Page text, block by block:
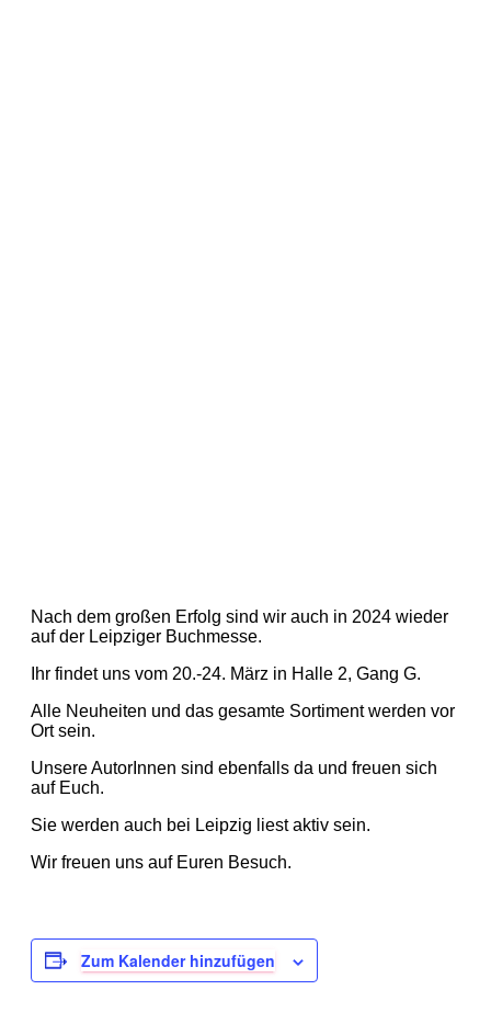
Nach dem großen Erfolg sind wir auch in 2024 wieder
auf der Leipziger Buchmesse.
Ihr findet uns vom 20.-24. März in Halle 2, Gang G.
Alle Neuheiten und das gesamte Sortiment werden vor
Ort sein.
Unsere AutorInnen sind ebenfalls da und freuen sich
auf Euch.
Sie werden auch bei Leipzig liest aktiv sein.
Wir freuen uns auf Euren Besuch.
Zum Kalender hinzufügen